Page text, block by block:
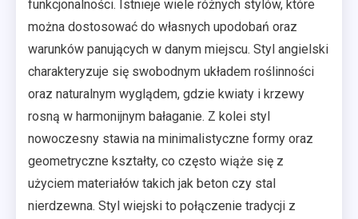
funkcjonalności. Istnieje wiele różnych stylów, które
można dostosować do własnych upodobań oraz
warunków panujących w danym miejscu. Styl angielski
charakteryzuje się swobodnym układem roślinności
oraz naturalnym wyglądem, gdzie kwiaty i krzewy
rosną w harmonijnym bałaganie. Z kolei styl
nowoczesny stawia na minimalistyczne formy oraz
geometryczne kształty, co często wiąże się z
użyciem materiałów takich jak beton czy stal
nierdzewna. Styl wiejski to połączenie tradycji z